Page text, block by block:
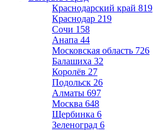
Краснодарский край 819
Краснодар 219
Сочи 158
Анапа 44
Московская область 726
Балашиха 32
Королёв 27
Подольск 26
Алматы 697
Москва 648
Щербинка 6
Зеленоград 6